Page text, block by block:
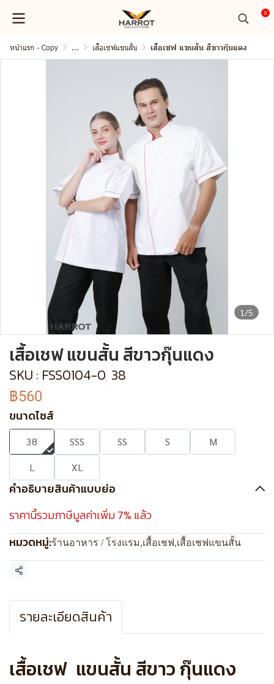
0
หน้าแรก - Copy ... เสื้อเชฟแขนสั้น เสื้อเชฟ แขนสั้น สีขาวกุ๊นแดง
1/5
เสื้อเชฟ แขนสั้น สีขาวกุ๊นแดง
SKU : FSS0104-0 38
฿560
ขนาดไซส์
38 SSS SS S
M
L
XL
คำอธิบายสินค้าแบบย่อ
ราคานี้รวมภาษีมูลค่าเพิ่ม 7% แล้ว
หมวดหมู่:ร้านอาหาร / โรงแรม,เสื้อเชฟ,เสื้อเชฟแขนสั้น
แชร์
รายละเอียดสินค้า
เสื้อเชฟ แขนสั้น สีขาว กุ๊นแดง